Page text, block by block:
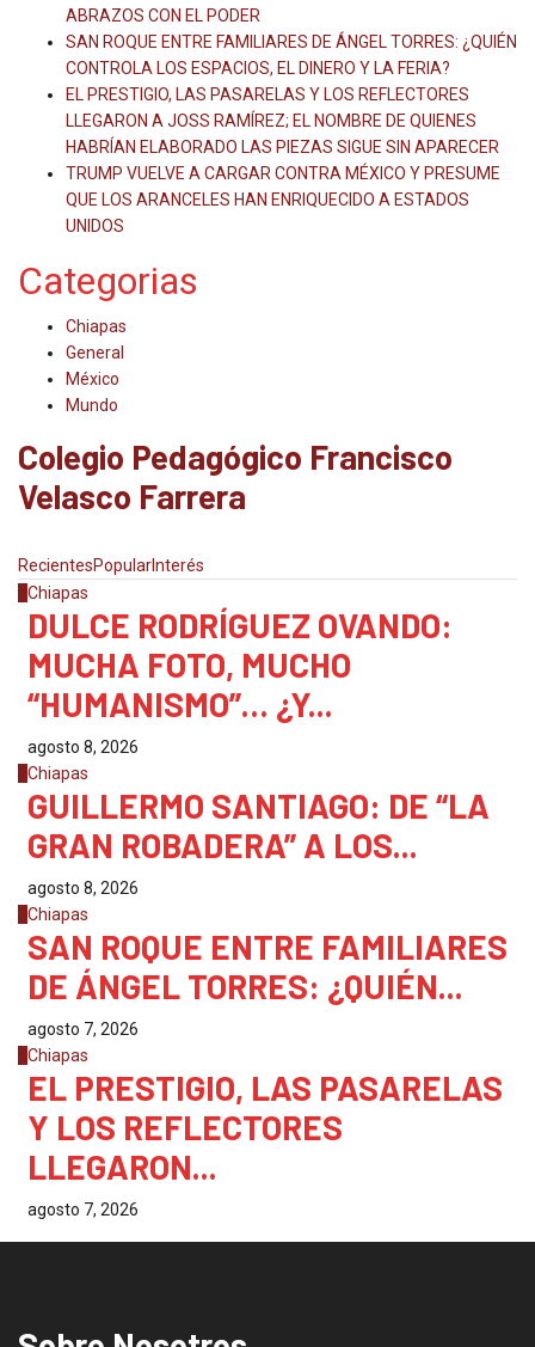
ABRAZOS CON EL PODER
SAN ROQUE ENTRE FAMILIARES DE ÁNGEL TORRES: ¿QUIÉN
CONTROLA LOS ESPACIOS, EL DINERO Y LA FERIA?
EL PRESTIGIO, LAS PASARELAS Y LOS REFLECTORES
LLEGARON A JOSS RAMÍREZ; EL NOMBRE DE QUIENES
HABRÍAN ELABORADO LAS PIEZAS SIGUE SIN APARECER
TRUMP VUELVE A CARGAR CONTRA MÉXICO Y PRESUME
QUE LOS ARANCELES HAN ENRIQUECIDO A ESTADOS
UNIDOS
Categorias
Chiapas
General
México
Mundo
Colegio Pedagógico Francisco
Velasco Farrera
RecientesPopularInterés
Chiapas
DULCE RODRÍGUEZ OVANDO:
MUCHA FOTO, MUCHO
“HUMANISMO”… ¿Y...
agosto 8, 2026
Chiapas
GUILLERMO SANTIAGO: DE “LA
GRAN ROBADERA” A LOS...
agosto 8, 2026
Chiapas
SAN ROQUE ENTRE FAMILIARES
DE ÁNGEL TORRES: ¿QUIÉN...
agosto 7, 2026
Chiapas
EL PRESTIGIO, LAS PASARELAS
Y LOS REFLECTORES
LLEGARON...
agosto 7, 2026